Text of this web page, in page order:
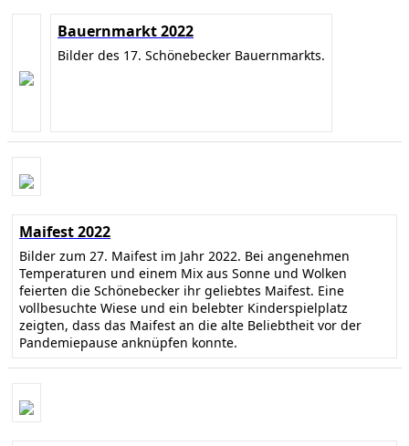
Bauernmarkt 2022
Bilder des 17. Schönebecker Bauernmarkts.
Maifest 2022
Bilder zum 27. Maifest im Jahr 2022. Bei angenehmen
Temperaturen und einem Mix aus Sonne und Wolken
feierten die Schönebecker ihr geliebtes Maifest. Eine
vollbesuchte Wiese und ein belebter Kinderspielplatz
zeigten, dass das Maifest an die alte Beliebtheit vor der
Pandemiepause anknüpfen konnte.